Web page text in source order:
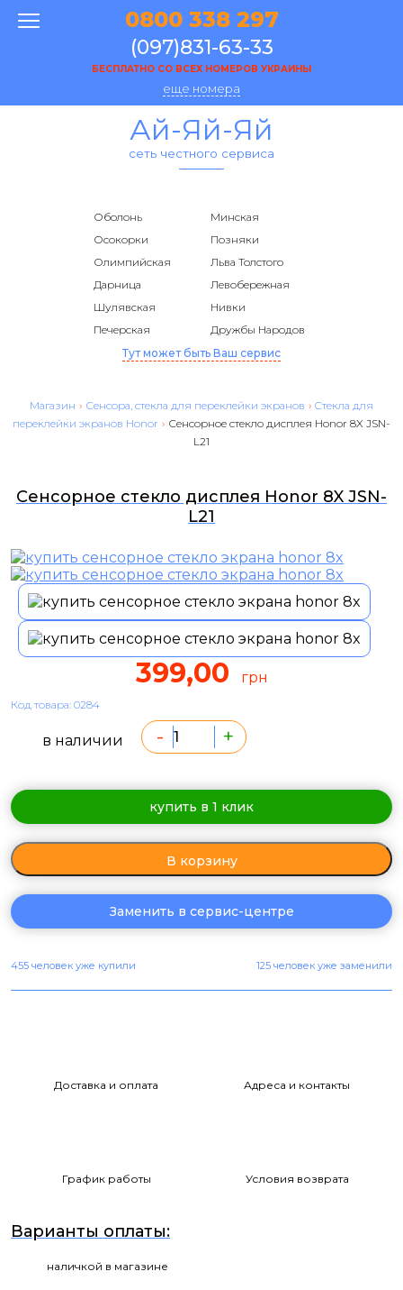
0800 338 297
(097)831-63-33
БЕСПЛАТНО СО ВСЕХ НОМЕРОВ УКРАИНЫ
еще номера
Ай-Яй-Яй
сеть честного сервиса
Оболонь
Минская
Осокорки
Позняки
Олимпийская
Льва Толстого
Дарница
Левобережная
Шулявская
Нивки
Печерская
Дружбы Народов
Тут может быть Ваш сервис
Магазин › Сенсора, стекла для переклейки экранов › Cтекла для
переклейки экранов Honor › Сенсорное стекло дисплея Honor 8X JSN-
L21
Сенсорное стекло дисплея Honor 8X JSN-
L21
399,00 грн
Код товара: 0284
в наличии - +
купить в 1 клик
В корзину
Заменить в сервис-центре
455 человек уже купили 125 человек уже заменили
Доставка и оплата Адреса и контакты
График работы Условия возврата
Варианты оплаты:
наличкой в магазине